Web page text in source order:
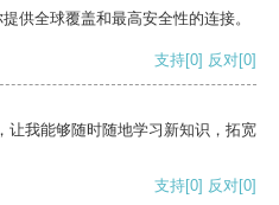
供全球覆盖和最高安全性的连接。
支持[0] 反对[0]
让我能够随时随地学习新知识，拓宽
支持[0] 反对[0]